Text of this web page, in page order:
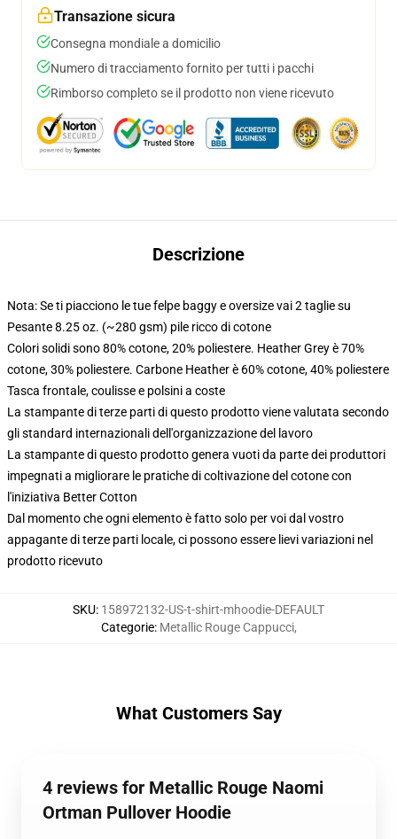
Transazione sicura
Consegna mondiale a domicilio
Numero di tracciamento fornito per tutti i pacchi
Rimborso completo se il prodotto non viene ricevuto
Descrizione
Nota: Se ti piacciono le tue felpe baggy e oversize vai 2 taglie su
Pesante 8.25 oz. (~280 gsm) pile ricco di cotone
Colori solidi sono 80% cotone, 20% poliestere. Heather Grey è 70%
cotone, 30% poliestere. Carbone Heather è 60% cotone, 40% poliestere
Tasca frontale, coulisse e polsini a coste
La stampante di terze parti di questo prodotto viene valutata secondo
gli standard internazionali dell'organizzazione del lavoro
La stampante di questo prodotto genera vuoti da parte dei produttori
impegnati a migliorare le pratiche di coltivazione del cotone con
l'iniziativa Better Cotton
Dal momento che ogni elemento è fatto solo per voi dal vostro
appagante di terze parti locale, ci possono essere lievi variazioni nel
prodotto ricevuto
SKU: 158972132-US-t-shirt-mhoodie-DEFAULT
Categorie: Metallic Rouge Cappucci,
What Customers Say
4 reviews for Metallic Rouge Naomi
Ortman Pullover Hoodie